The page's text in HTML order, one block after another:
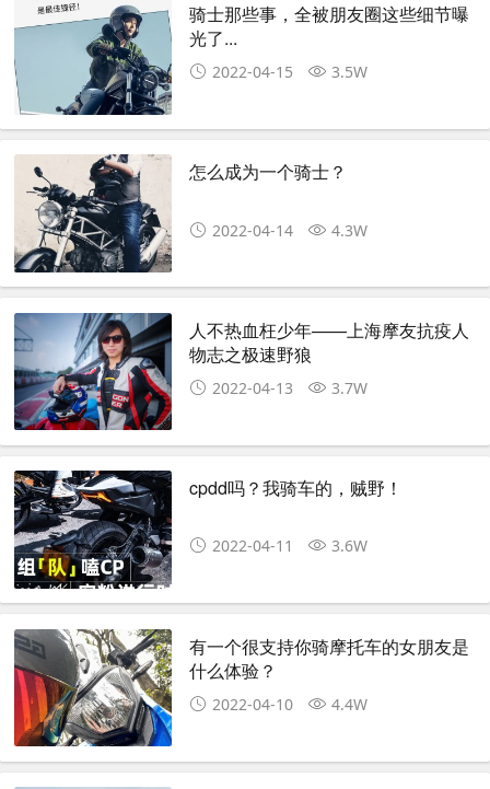
骑士那些事，全被朋友圈这些细节曝
光了...
2022-04-15 3.5W
怎么成为一个骑士？
2022-04-14 4.3W
人不热血枉少年——上海摩友抗疫人
物志之极速野狼
2022-04-13 3.7W
cpdd吗？我骑车的，贼野！
2022-04-11 3.6W
有一个很支持你骑摩托车的女朋友是
什么体验？
2022-04-10 4.4W